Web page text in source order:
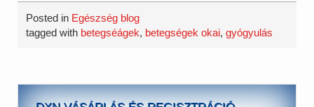
Posted in Egészség blog
tagged with betegséágek, betegségek okai,gyógyulás